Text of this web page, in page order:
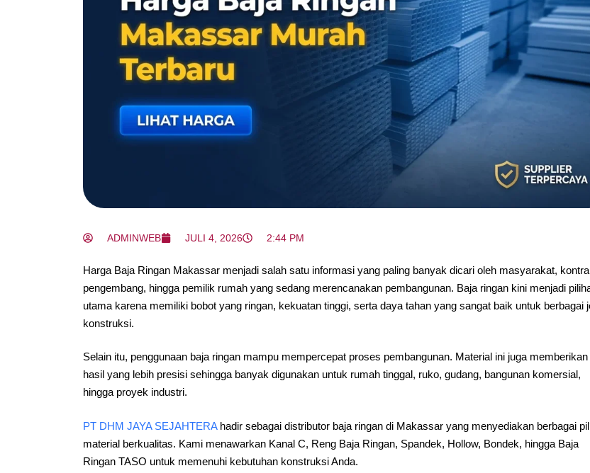
ADMINWEB JULI 4, 2026 2:44 PM
Harga Baja Ringan Makassar menjadi salah satu informasi yang paling banyak dicari oleh masyarakat,
pengembang, hingga pemilik rumah yang sedang merencanakan pembangunan. Baja ringan kini menjadi
utama karena memiliki bobot yang ringan, kekuatan tinggi, serta daya tahan yang sangat baik untuk berbagai
konstruksi.
Selain itu, penggunaan baja ringan mampu mempercepat proses pembangunan. Material ini juga memberikan
hasil yang lebih presisi sehingga banyak digunakan untuk rumah tinggal, ruko, gudang, bangunan komersial,
hingga proyek industri.
PT DHM JAYA SEJAHTERAhadir sebagai distributor baja ringan di Makassar yang menyediakan berbagai
material berkualitas. Kami menawarkan Kanal C, Reng Baja Ringan, Spandek, Hollow, Bondek, hingga Baja
Ringan TASO untuk memenuhi kebutuhan konstruksi Anda.